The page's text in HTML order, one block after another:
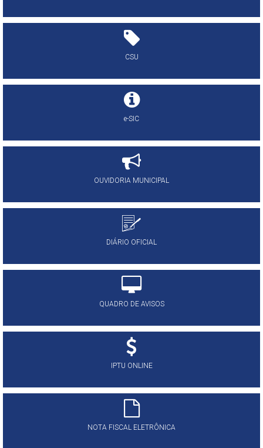
CSU
e-SIC
OUVIDORIA MUNICIPAL
DIÁRIO OFICIAL
QUADRO DE AVISOS
IPTU ONLINE
NOTA FISCAL ELETRÔNICA